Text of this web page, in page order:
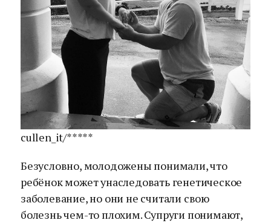
cullen_it/*****
Безусловно, молодожены понимали, что
ребёнок может унаследовать генетическое
заболевание, но они не считали свою
болезнь чем-то плохим. Супруги понимают,